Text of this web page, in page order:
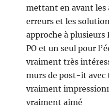
mettant en avant les
erreurs et les
approche à plusieurs
PO et un seul pour
vraiment très
murs de post-it avec
vraiment
vraiment aimé